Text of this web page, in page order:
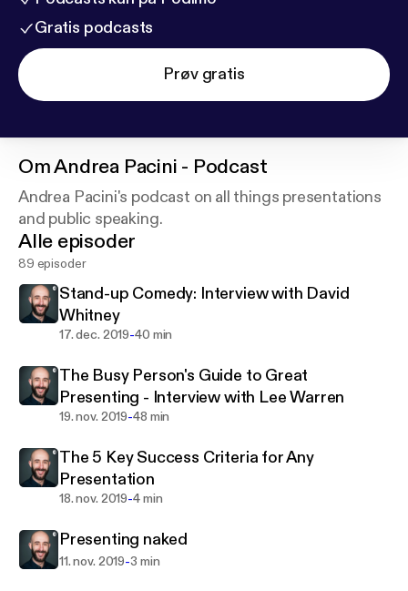
Gratis podcasts
Prøv gratis
OmAndrea Pacini - Podcast
Andrea Pacini's podcast on all things presentations
and public speaking.
Alle episoder
89 episoder
Stand-up Comedy: Interview with David
Whitney
17. dec. 2019-40 min
The Busy Person's Guide to Great
Presenting - Interview with Lee Warren
19. nov. 2019-48 min
The 5 Key Success Criteria for Any
Presentation
18. nov. 2019-4 min
Presenting naked
11. nov. 2019-3 min